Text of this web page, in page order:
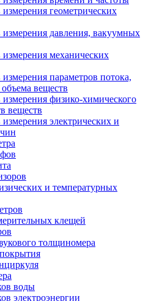
измерения геометрических
измерения давления, вакуумных
измерения механических
параметров потока,
веществ
измерения физико-химического
веществ
электрических и
и температурных
клещей
толщиномера
воды
электроэнергии